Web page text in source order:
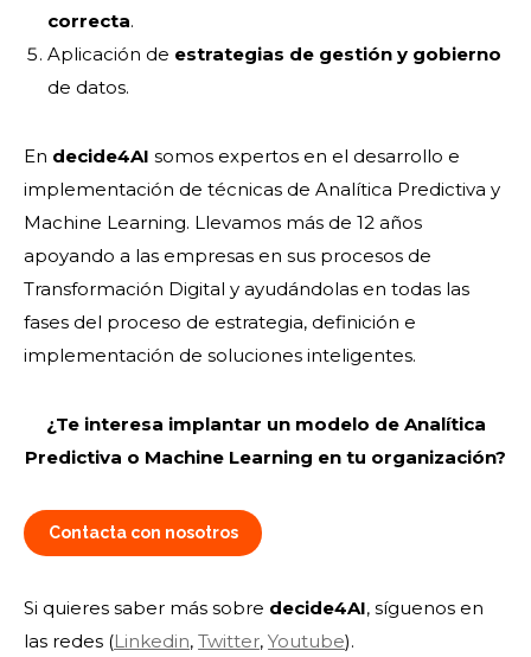
correcta.
Aplicación de estrategias de gestión y gobierno
de datos.
En decide4AI somos expertos en el desarrollo e
implementación de técnicas de Analítica Predictiva y
Machine Learning. Llevamos más de 12 años
apoyando a las empresas en sus procesos de
Transformación Digital y ayudándolas en todas las
fases del proceso de estrategia, definición e
implementación de soluciones inteligentes.
¿Te interesa implantar un modelo de Analítica
Predictiva o Machine Learning en tu organización?
Contacta con nosotros
Si quieres saber más sobre decide4AI, síguenos en
las redes (Linkedin, Twitter, Youtube).